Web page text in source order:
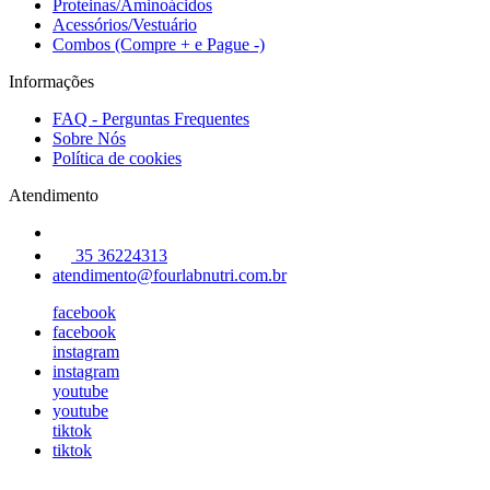
Proteinas/Aminoácidos
Acessórios/Vestuário
Combos (Compre + e Pague -)
Informações
FAQ - Perguntas Frequentes
Sobre Nós
Política de cookies
Atendimento
35 36224313
atendimento@fourlabnutri.com.br
facebook
facebook
instagram
instagram
youtube
youtube
tiktok
tiktok